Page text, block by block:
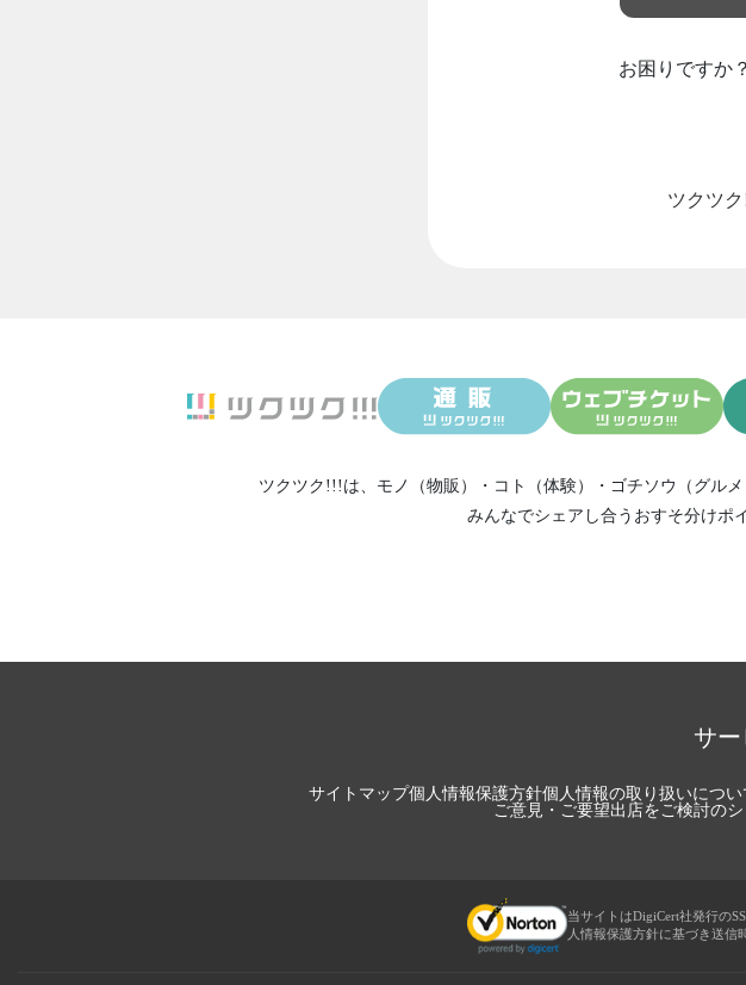
お困りですか？
ツクツ
ツクツク!!!は、 モノ（物販） ・ コト（体験） ・ ゴチソウ（グルメ
みんなでシェアし合う おすそ分けポ
サ
サイトマップ個人情報保護方針個人情報の取り扱いについ
ご意見・ご要望出店をご検討の
当サイトはDigiCert社発行の
人情報保護方針に基づき送信